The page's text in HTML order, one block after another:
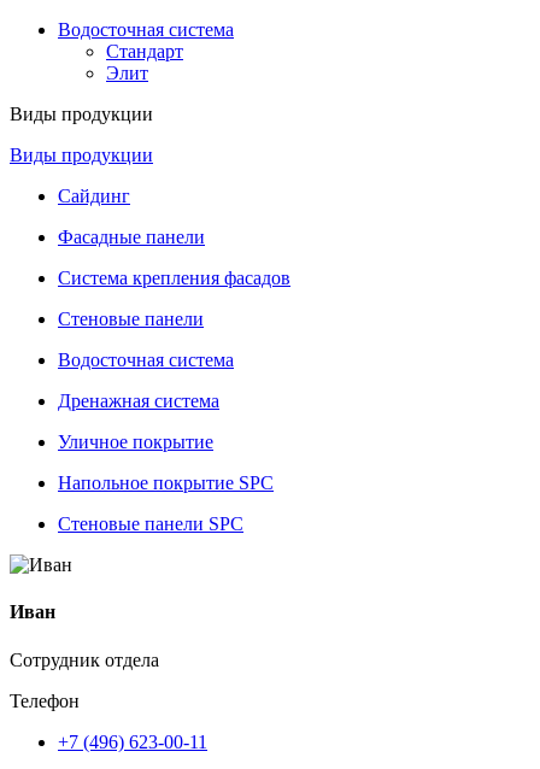
Водосточная система
Стандарт
Элит
Виды продукции
Виды продукции
Сайдинг
Фасадные панели
Система крепления фасадов
Стеновые панели
Водосточная система
Дренажная система
Уличное покрытие
Напольное покрытие SPC
Стеновые панели SPC
Иван
Сотрудник отдела
Телефон
+7 (496) 623-00-11